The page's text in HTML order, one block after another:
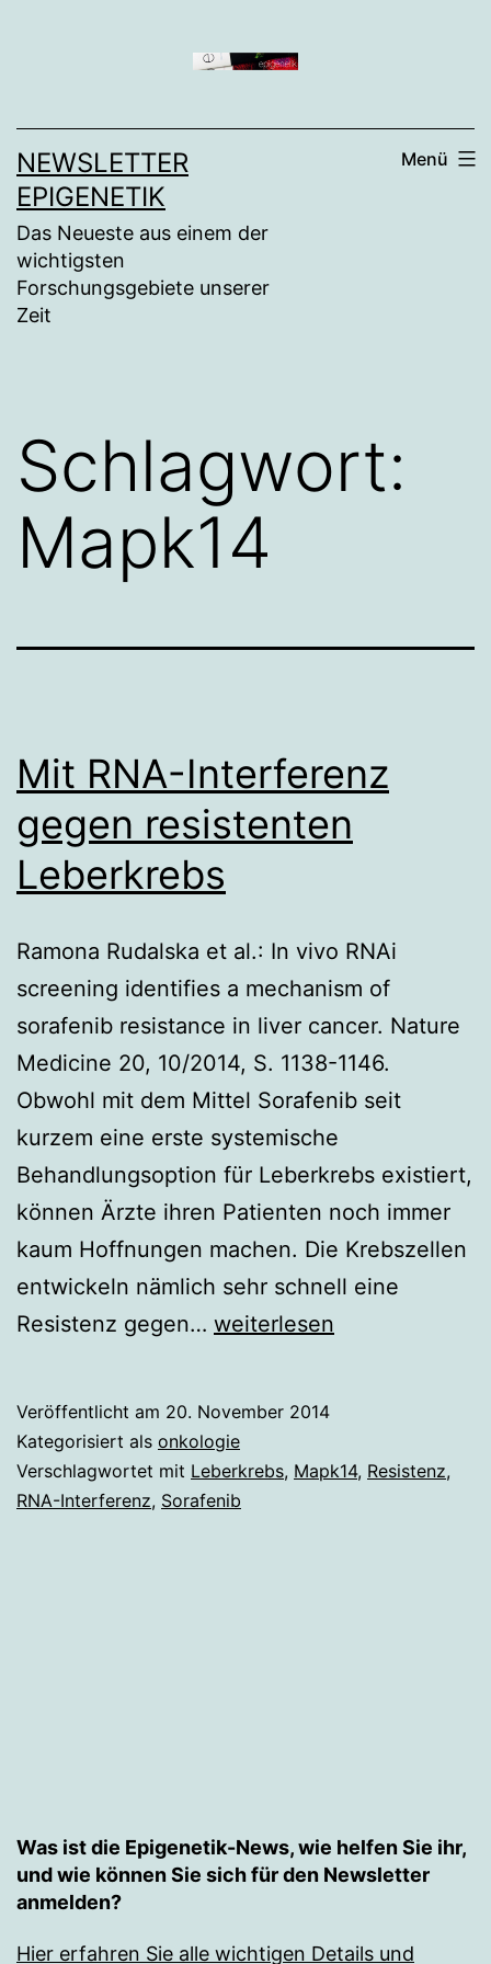
NEWSLETTER
EPIGENETIK
Das Neueste aus einem der
wichtigsten
Forschungsgebiete unserer
Zeit
Menü
Schlagwort:
Mapk14
Mit RNA-Interferenz
gegen resistenten
Leberkrebs
Ramona Rudalska et al.: In vivo RNAi
screening identifies a mechanism of
sorafenib resistance in liver cancer. Nature
Medicine 20, 10/2014, S. 1138-1146.
Obwohl mit dem Mittel Sorafenib seit
kurzem eine erste systemische
Behandlungsoption für Leberkrebs existiert,
können Ärzte ihren Patienten noch immer
kaum Hoffnungen machen. Die Krebszellen
entwickeln nämlich sehr schnell eine
Resistenz gegen… Mit
gegen
resistenten
Leberkrebs
weiterlesen
Veröffentlicht am 20. November 2014
Kategorisiert als onkologie
Verschlagwortet mit Leberkrebs, Mapk14, Resistenz,
RNA-Interferenz, Sorafenib
Was ist die Epigenetik-News, wie helfen Sie ihr,
und wie können Sie sich für den Newsletter
anmelden?
Hier erfahren Sie alle wichtigen Details und